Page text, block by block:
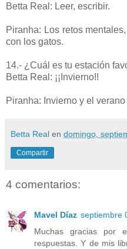
Betta Real: Leer, escribir.
Piranha: Los retos
con los gatos.
14.- ¿Cuál es tu estación
Betta Real: ¡¡Invierno!!
Piranha: Invierno y el
Betta Real en domingo,
Compartir
4 comentarios:
Mavel Díaz septiembre
Muchas gracias por
respuestas. Y de mis